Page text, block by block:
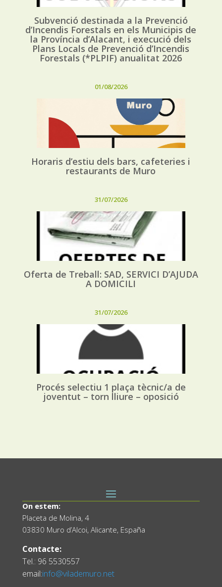
Subvenció destinada a la Prevenció
d’Incendis Forestals en els Municipis de
la Província d’Alacant, i execució dels
Plans Locals de Prevenció d’Incendis
Forestals (*PLPIF) anualitat 2026
01/08/2026
Horaris d’estiu dels bars, cafeteries i
restaurants de Muro
31/07/2026
Oferta de Treball: SAD, SERVICI D’AJUDA
A DOMICILI
31/07/2026
Procés selectiu 1 plaça tècnic/a de
joventut – torn lliure – oposició
On estem:
Placeta de Molina, 4
03830 Muro d’Alcoi, Alicante, España
Contacte:
Tel.: 96 5530557
email:info@vilademuro.net